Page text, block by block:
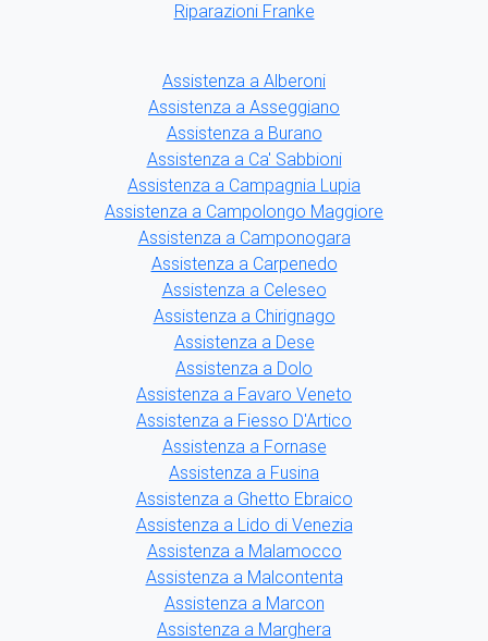
Riparazioni Franke
Assistenza a Alberoni
Assistenza a Asseggiano
Assistenza a Burano
Assistenza a Ca' Sabbioni
Assistenza a Campagnia Lupia
Assistenza a Campolongo Maggiore
Assistenza a Camponogara
Assistenza a Carpenedo
Assistenza a Celeseo
Assistenza a Chirignago
Assistenza a Dese
Assistenza a Dolo
Assistenza a Favaro Veneto
Assistenza a Fiesso D'Artico
Assistenza a Fornase
Assistenza a Fusina
Assistenza a Ghetto Ebraico
Assistenza a Lido di Venezia
Assistenza a Malamocco
Assistenza a Malcontenta
Assistenza a Marcon
Assistenza a Marghera